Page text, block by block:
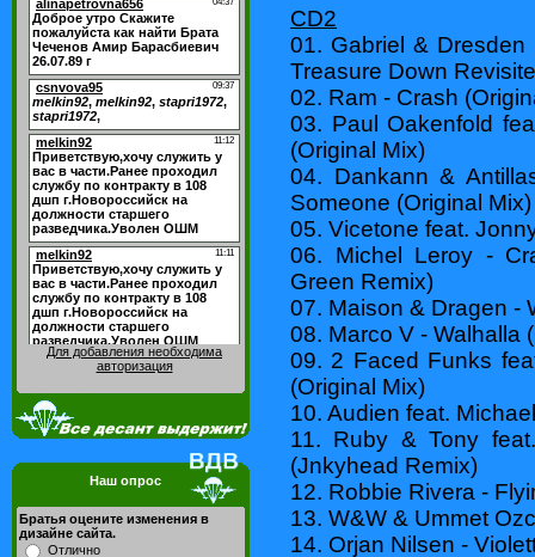
Для добавления необходима
авторизация
Наш опрос
Братья оцените изменения в
дизайне сайта.
Отлично
CD2
01. Gabriel & Dresden
Treasure Down
02. Ram - Crash
03. Paul Oakenfold
(Original Mix)
04. Dankann &
Someone (Original Mix)
05. Vicetone feat.
06. Michel Leroy -
Green Remix)
07. Maison & Dragen -
08. Marco V - Walhalla
09. 2 Faced Funks
(Original Mix)
10. Audien feat.
11. Ruby & Tony
(Jnkyhead Remix)
12. Robbie Rivera -
13. W&W & Ummet
14. Orjan Nilsen -